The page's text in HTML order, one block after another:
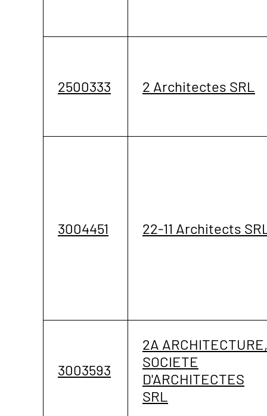
2500333 2 Architectes SRL
3004451 22-11 Architects
3003593
2A ARCHITECTURE,
SOCIETE
D'ARCHITECTES
SRL